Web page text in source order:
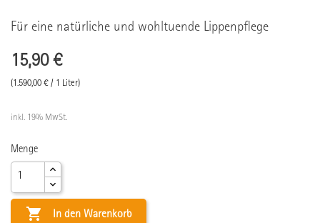
Für eine natürliche und wohltuende Lippenpflege
15,90 €
(1.590,00 € / 1 Liter)
inkl. 19% MwSt.
Menge
 In den Warenkorb